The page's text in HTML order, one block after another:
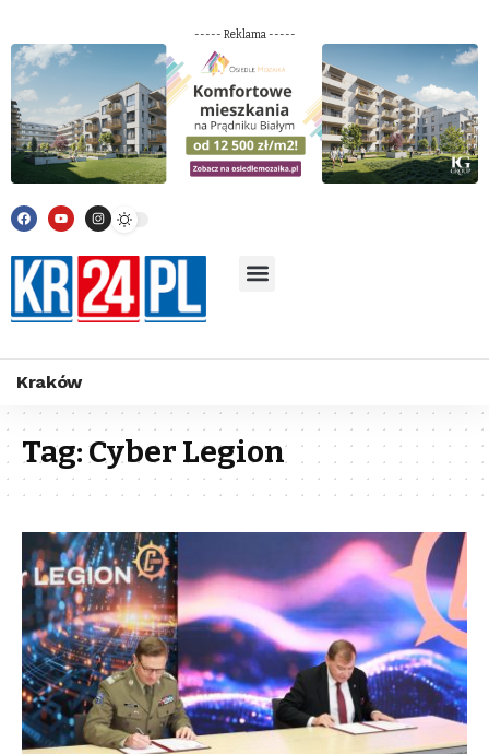
----- Reklama -----
Kraków
Tag:Cyber Legion